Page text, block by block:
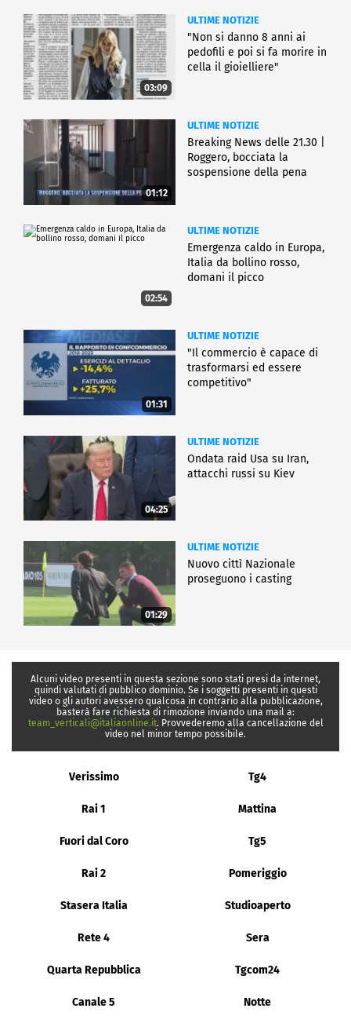
03:09
ULTIME NOTIZIE
"Non si danno 8 anni ai
pedofili e poi si fa morire in
cella il gioielliere"
01:12
ULTIME NOTIZIE
Breaking News delle 21.30 |
Roggero, bocciata la
sospensione della pena
02:54
ULTIME NOTIZIE
Emergenza caldo in Europa,
Italia da bollino rosso,
domani il picco
01:31
ULTIME NOTIZIE
"Il commercio è capace di
trasformarsi ed essere
competitivo"
04:25
ULTIME NOTIZIE
Ondata raid Usa su Iran,
attacchi russi su Kiev
01:29
ULTIME NOTIZIE
Nuovo cittì Nazionale
proseguono i casting
Alcuni video presenti in questa sezione sono stati presi da internet,
quindi valutati di pubblico dominio. Se i soggetti presenti in questi
video o gli autori avessero qualcosa in contrario alla pubblicazione,
basterà fare richiesta di rimozione inviando una mail a:
team_verticali@italiaonline.it. Provvederemo alla cancellazione del
video nel minor tempo possibile.
Verissimo Tg4
Rai 1 Mattina
Fuori dal Coro Tg5
Rai 2 Pomeriggio
Stasera Italia Studioaperto
Rete 4 Sera
Quarta Repubblica Tgcom24
Canale 5 Notte